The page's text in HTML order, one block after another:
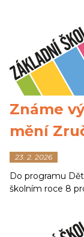
Známe
mění
23. 2. 2026
Do programu
školním roce 8